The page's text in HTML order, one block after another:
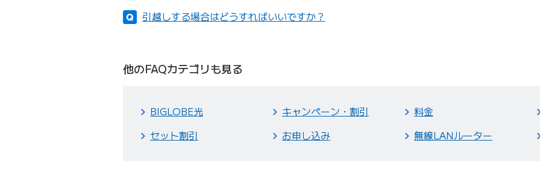
引越しする場合はどうすればいいですか？
他のFAQカテゴリも見る
BIGLOBE光 キャンペーン・割引 料金
セット割引
お申し込み 無線LANルーター